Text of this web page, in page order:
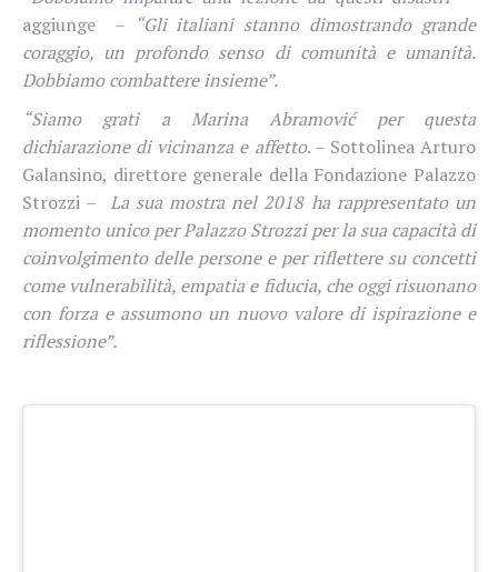
aggiunge – “Gli italiani stanno dimostrando grande
coraggio, un profondo senso di comunità e umanità.
Dobbiamo combattere insieme”.
“Siamo grati a Marina Abramović per questa
dichiarazione di vicinanza e affetto. – Sottolinea Arturo
Galansino, direttore generale della Fondazione Palazzo
Strozzi – La sua mostra nel 2018 ha rappresentato un
momento unico per Palazzo Strozzi per la sua capacità di
coinvolgimento delle persone e per riflettere su concetti
come vulnerabilità, empatia e fiducia, che oggi risuonano
con forza e assumono un nuovo valore di ispirazione e
riflessione”.